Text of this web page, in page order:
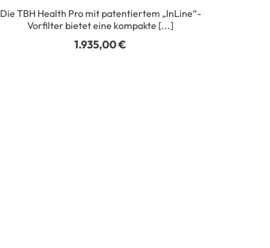
Die TBH Health Pro mit patentiertem „InLine“-
Vorfilter bietet eine kompakte [...]
1.935,00€